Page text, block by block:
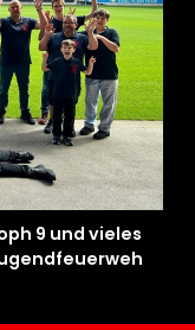
9 und vieles